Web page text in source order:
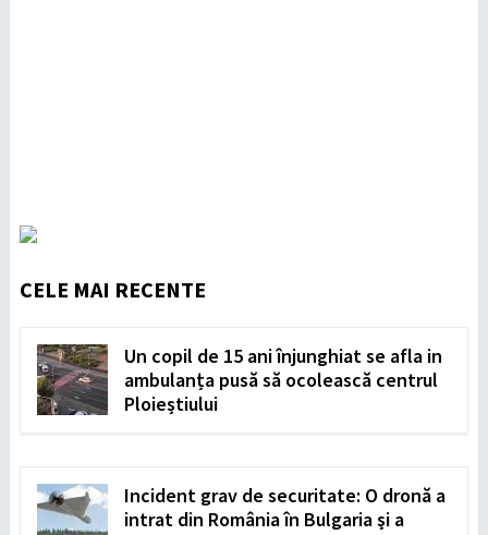
CELE MAI RECENTE
Un copil de 15 ani înjunghiat se afla in
ambulanța pusă să ocolească centrul
Ploieștiului
Incident grav de securitate: O dronă a
intrat din România în Bulgaria şi a